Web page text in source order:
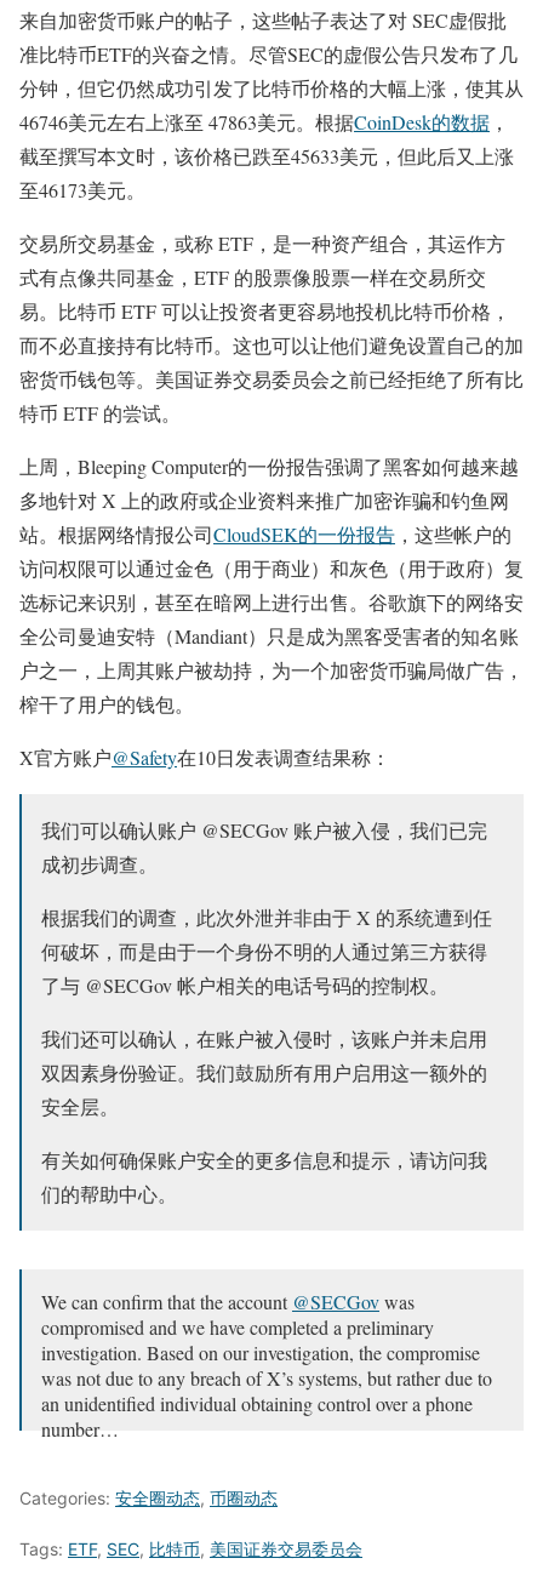
来自加密货币账户的帖子，这些帖子表达了对 SEC虚假批
准比特币ETF的兴奋之情。尽管SEC的虚假公告只发布了几
分钟，但它仍然成功引发了比特币价格的大幅上涨，使其从
46746美元左右上涨至 47863美元。根据CoinDesk的数据 ，
截至撰写本文时，该价格已跌至45633美元，但此后又上涨
至46173美元。
交易所交易基金，或称 ETF，是一种资产组合，其运作方
式有点像共同基金，ETF 的股票像股票一样在交易所交
易。比特币 ETF 可以让投资者更容易地投机比特币价格，
而不必直接持有比特币。这也可以让他们避免设置自己的加
密货币钱包等。美国证券交易委员会之前已经拒绝了所有比
特币 ETF 的尝试。
上周，Bleeping Computer的一份报告强调了黑客如何越来越
多地针对 X 上的政府或企业资料来推广加密诈骗和钓鱼网
站。根据网络情报公司CloudSEK的一份报告 ，这些帐户的
访问权限可以通过金色（用于商业）和灰色（用于政府）复
选标记来识别，甚至在暗网上进行出售。谷歌旗下的网络安
全公司曼迪安特（Mandiant）只是成为黑客受害者的知名账
户之一，上周其账户被劫持，为一个加密货币骗局做广告，
榨干了用户的钱包。
X官方账户@Safety在10日发表调查结果称：
我们可以确认账户 @SECGov 账户被入侵，我们已完
成初步调查。
根据我们的调查，此次外泄并非由于 X 的系统遭到任
何破坏，而是由于一个身份不明的人通过第三方获得
了与 @SECGov 帐户相关的电话号码的控制权。
我们还可以确认，在账户被入侵时，该账户并未启用
双因素身份验证。我们鼓励所有用户启用这一额外的
安全层。
有关如何确保账户安全的更多信息和提示，请访问我
们的帮助中心。
We can confirm that the account @SECGovwas
compromised and we have completed a preliminary
investigation. Based on our investigation, the compromise
was not due to any breach of X’s systems, but rather due to
an unidentified individual obtaining control over a phone
number…
Categories: 安全圈动态, 币圈动态
Tags: ETF, SEC, 比特币, 美国证券交易委员会